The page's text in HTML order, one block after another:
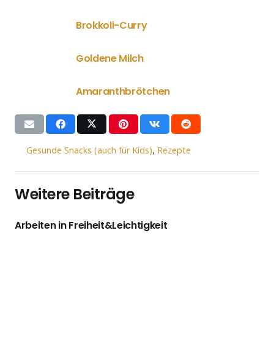
Brokkoli-Curry
Goldene Milch
Amaranthbrötchen
Gesunde Snacks (auch für Kids), Rezepte
Weitere Beiträge
Arbeiten in Freiheit&Leichtigkeit